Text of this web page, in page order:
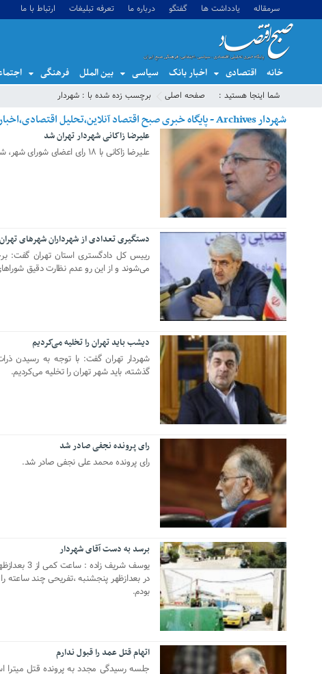
سرمقاله یادداشت ها گفتگو درباره ما تعرفه تبلیغات ارتباط با ما
خانه اقتصادی اخبار بانک سیاسی بین الملل فرهنگی
شما اینجا هستید : صفحه اصلی برچسب زده شده با : شهردار
شهردار Archives - پایگاه خبری صبح اقتصاد آنلاین،تحلیل اقتصادی،اخبار اقتصادی
08 آگوست 2021
علیرضا زاکانی شهردار تهران شد
علیرضا زاکانی با ١٨ رای اعضای شورای شهر، شهردار تهران شد.
دستگیری تعدادی از شهرداران شهرهای تهران
رییس کل دادگستری استان تهران گفت:
می‌شوند و از این رو عدم نظارت دقیق
دیشب باید تهران را تخلیه می‌کردیم
گذشته، باید شهر تهران را تخلیه می‌کردیم.
11 دسامبر 2019
رای پرونده نجفی صادر شد
رای پرونده محمد علی نجفی صادر شد.
30 نوامبر 2019
برسد به دست آقای شهردار
یوسف شریف
در بعدازظهر پنجشنبه ،تفریحی چند ساعته
بودم.
اتهام قتل عمد را قبول ندارم